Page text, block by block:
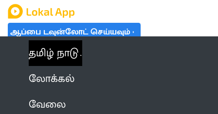
ஆப்பை டவுன்லோட் செய்யவும்
தமிழ் நாடு
லோக்கல்
வேலை